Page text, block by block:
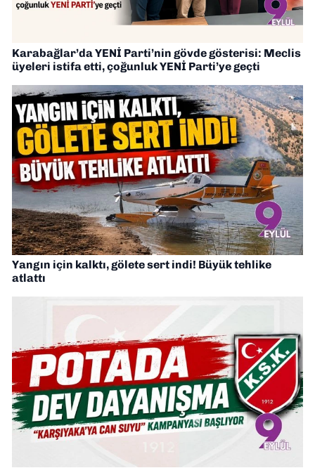
Karabağlar’da YENİ Parti’nin gövde gösterisi: Meclis
üyeleri istifa etti, çoğunluk YENİ Parti’ye geçti
Yangın için kalktı, gölete sert indi! Büyük tehlike
atlattı